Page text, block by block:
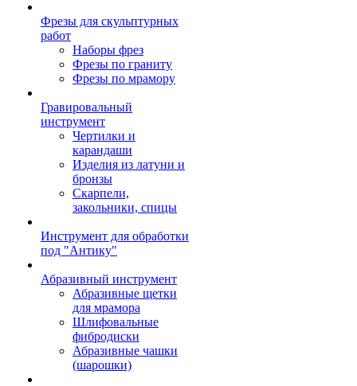
Фрезы для скульптурных
работ
Наборы фрез
Фрезы по граниту
Фрезы по мрамору
Гравировальный
инструмент
Чертилки и
карандаши
Изделия из латуни и
бронзы
Скарпели,
закольники, спицы
Инструмент для обработки
под "Антику"
Абразивный инструмент
Абразивные щетки
для мрамора
Шлифовальные
фибродиски
Абразивные чашки
(шарошки)